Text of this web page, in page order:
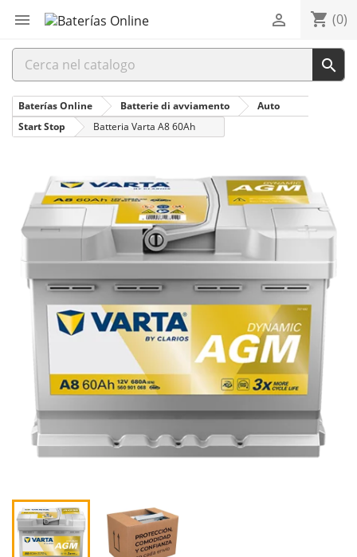
 shopping_cart (0)


Baterías Online Batterie di avviamento
Auto
Start Stop
Batteria Varta A8 60Ah